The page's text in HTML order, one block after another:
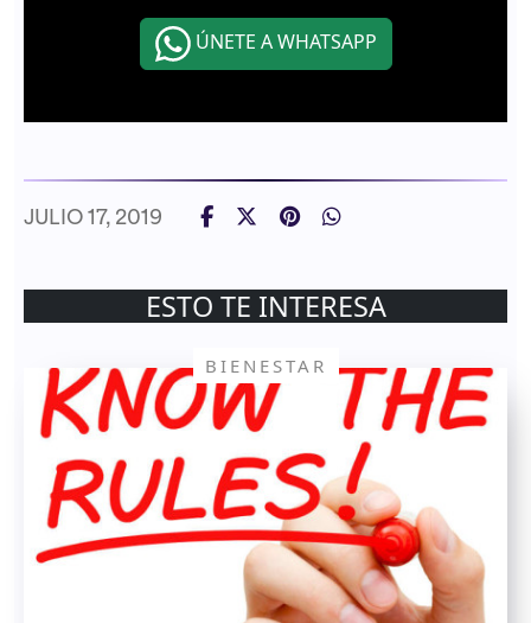
ÚNETE A WHATSAPP
JULIO 17, 2019
ESTO TE INTERESA
BIENESTAR